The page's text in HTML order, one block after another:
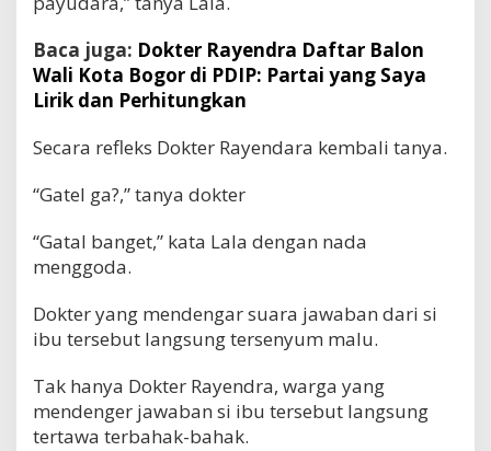
Baca juga: Dokter Rayendra Daftar Balon
Wali Kota Bogor di PDIP: Partai yang Saya
Lirik dan Perhitungkan
Secara refleks Dokter Rayendara kembali tanya.
“Gatel ga?,” tanya dokter
“Gatal banget,” kata Lala dengan nada
menggoda.
Dokter yang mendengar suara jawaban dari si
ibu tersebut langsung tersenyum malu.
Tak hanya Dokter Rayendra, warga yang
mendenger jawaban si ibu tersebut langsung
tertawa terbahak-bahak.